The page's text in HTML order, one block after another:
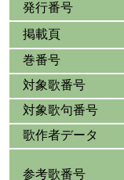
発行番号
掲載頁
巻番号
対象歌番号
対象歌句番号
歌作者データ
参考歌番号